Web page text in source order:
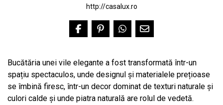
http://casalux.ro
Bucătăria unei vile elegante a fost transformată într-un
spațiu spectaculos, unde designul și materialele prețioase
se îmbină firesc, într-un decor dominat de texturi naturale și
culori calde și unde piatra naturală are rolul de vedetă.